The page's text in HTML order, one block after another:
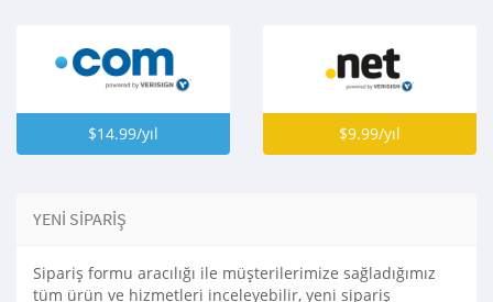
$14.99/yıl $9.99/yıl
YENI SIPARIŞ
Sipariş formu aracılığı ile müşterilerimize sağladığımız
tüm ürün ve hizmetleri inceleyebilir, yeni sipariş